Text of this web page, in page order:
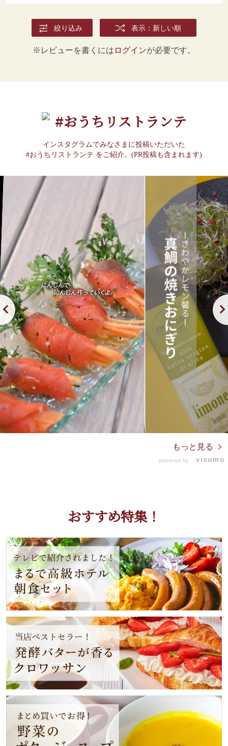
絞り込み 表示：新しい順
※レビューを書くには ログインが必要です。
#おうちリストランテ
インスタグラムでみなさまに投稿いただいた
#おうちリストランテ をご紹介。(PR投稿も含まれます)
もっと見る
powered by
おすすめ特集！